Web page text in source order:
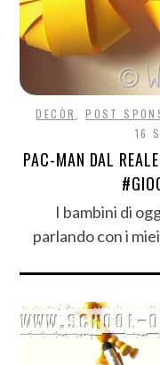
DECÒR ,POST
16
PAC-MAN DAL
I bambini di
parlando con i